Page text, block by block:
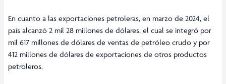
En cuanto a las exportaciones petroleras, en marzo de 2024, el
país alcanzó 2 mil 28 millones de dólares, el cual se integró por
mil 617 millones de dólares de ventas de petróleo crudo y por
412 millones de dólares de exportaciones de otros productos
petroleros.